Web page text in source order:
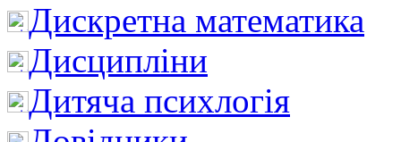
Дискретна математика
Дисципліни
Дитяча психлогія